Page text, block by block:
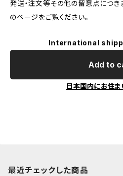
発送・注文等その他の留意点につ
のページをご覧ください。
International
Add to
日本国内にお住
最近チェックした商品